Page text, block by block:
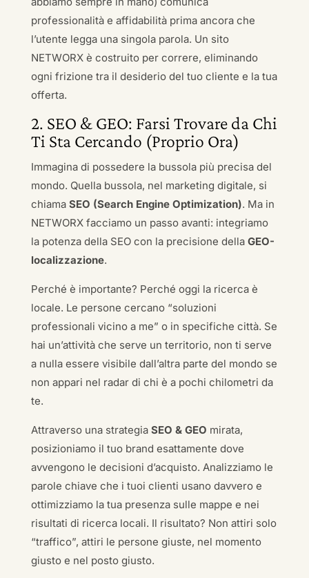
professionalità e affidabilità prima ancora che
l’utente legga una singola parola. Un sito
NETWORX è costruito per correre, eliminando
ogni frizione tra il desiderio del tuo cliente e la tua
offerta.
2. SEO & GEO: Farsi Trovare da Chi
Ti Sta Cercando (Proprio Ora)
Immagina di possedere la bussola più precisa del
mondo. Quella bussola, nel marketing digitale, si
chiama SEO (Search Engine Optimization). Ma in
NETWORX facciamo un passo avanti: integriamo
la potenza della SEO con la precisione della GEO-
localizzazione.
Perché è importante? Perché oggi la ricerca è
locale. Le persone cercano “soluzioni
professionali vicino a me” o in specifiche città. Se
hai un’attività che serve un territorio, non ti serve
a nulla essere visibile dall’altra parte del mondo se
non appari nel radar di chi è a pochi chilometri da
te.
Attraverso una strategia SEO & GEO mirata,
posizioniamo il tuo brand esattamente dove
avvengono le decisioni d’acquisto. Analizziamo le
parole chiave che i tuoi clienti usano davvero e
ottimizziamo la tua presenza sulle mappe e nei
risultati di ricerca locali. Il risultato? Non attiri solo
“traffico”, attiri le persone giuste, nel momento
giusto e nel posto giusto.